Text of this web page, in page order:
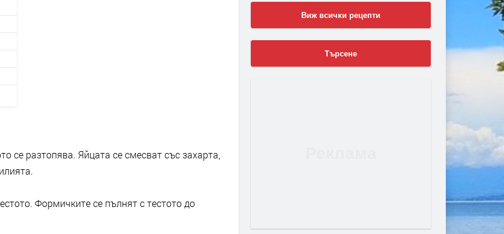
се разтопява. Яйцата се смесват със захарта,
Формичките се пълнят с тестото до
Виж всички рецепти
Търсене